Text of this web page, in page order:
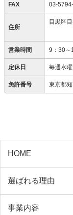
FAX 03-
住所
目黒区
営業時間 9：30～
定休日 毎週水曜
免許番号 東京都
HOME
選ばれる理由
事業内容